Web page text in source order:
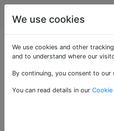
Outlook
beim Start
während
We use cookies
We use cookies and other
and to understand where our
By continuing, you consent to
You can read details in our